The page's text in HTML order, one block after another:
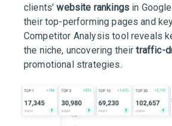
clients’website rankings in
their top-performing pages and
Competitor Analysis tool reveals
the niche, uncovering theirtraffic-
promotional strategies.